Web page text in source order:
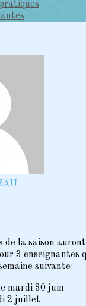
de la saison
3 enseignantes
suivante:
mardi 30 juin
2 juillet